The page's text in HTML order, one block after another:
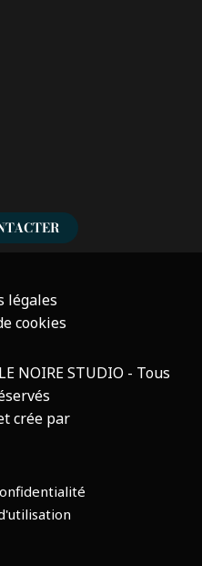
légales
cookies
NOIRE STUDIO - Tous
crée par